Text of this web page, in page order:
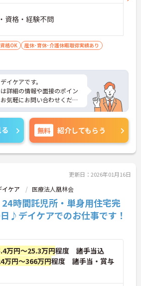
資格・経験不問
格OK
産休･育休･介護休暇取得実績あり
イケアです。
詳細の情報や面接のポイン
気軽にお問い合わせくださ
無料 紹介してもらう
更新日：2026年01月16日
ケア 医療法人凰林会
24時間託児所・単身用住宅完
♪デイケアでのお仕事です！
万円～25.3万円程度 諸手当込
万円～366万円程度 諸手当・賞与